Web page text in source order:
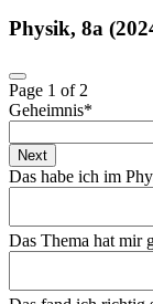
Physik, 8a
Page 1 of 2
Geheimnis*
Next
Das habe ich im
Das Thema hat mir